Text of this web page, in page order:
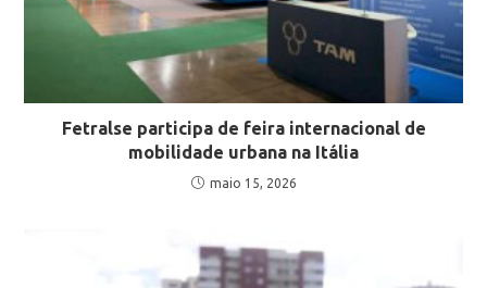
Fetralse participa de feira internacional de
mobilidade urbana na Itália
maio 15, 2026